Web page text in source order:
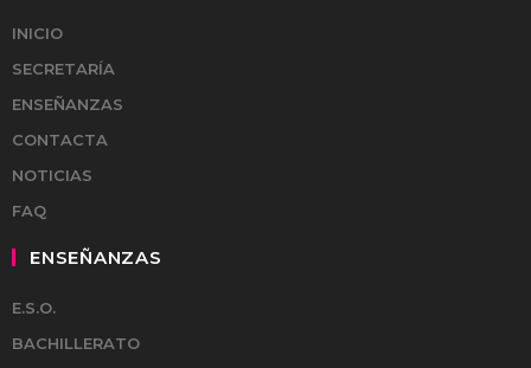
INICIO
SECRETARÍA
ENSEÑANZAS
CONTACTA
NOTICIAS
FAQ
ENSEÑANZAS
E.S.O.
BACHILLERATO